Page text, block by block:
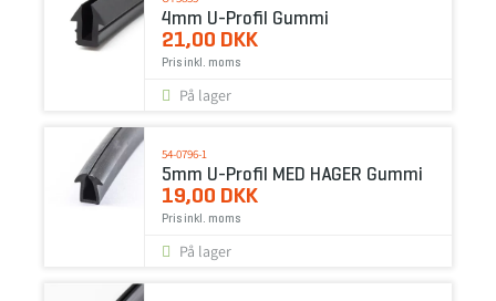
4mm U-Profil Gummi
21,00 DKK
Pris inkl. moms
På lager
54-0796-1
5mm U-Profil MED HAGER Gummi
19,00 DKK
Pris inkl. moms
På lager